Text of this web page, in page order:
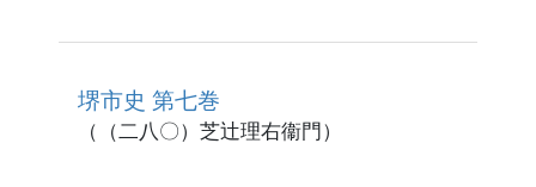
堺市史 第七巻
（（二八〇）芝辻理右衞門）